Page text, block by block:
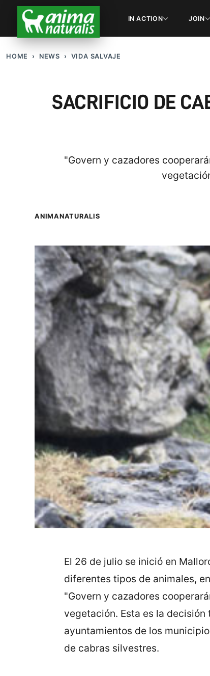
IN ACTION JOIN
HOME NEWS VIDA SALVAJE
SACRIFICIO DE
"Govern y cazadores
ANIMANATURALIS
El 26 de julio se inició en
diferentes tipos de animales,
"Govern y cazadores
vegetación. Esta es la
ayuntamientos de los
de cabras silvestres.